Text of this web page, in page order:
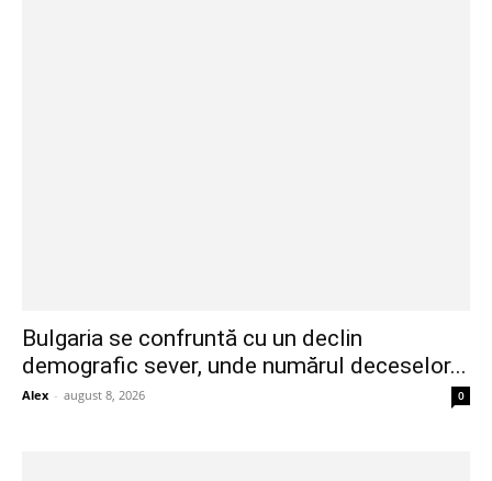
Bulgaria se confruntă cu un declin
demografic sever, unde numărul deceselor...
Alex - august 8, 2026 0